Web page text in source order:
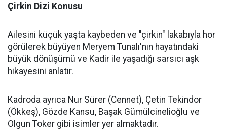
Çirkin Dizi Konusu
Ailesini küçük yaşta kaybeden ve "çirkin" lakabıyla hor
görülerek büyüyen Meryem Tunalı'nın hayatındaki
büyük dönüşümü ve Kadir ile yaşadığı sarsıcı aşk
hikayesini anlatır.
Kadroda ayrıca Nur Sürer (Cennet), Çetin Tekindor
(Ökkeş), Gözde Kansu, Başak Gümülcinelioğlu ve
Olgun Toker gibi isimler yer almaktadır.